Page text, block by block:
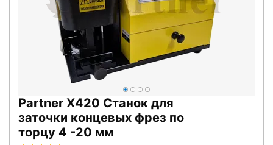
Partner X420 Станок для
заточки концевых фрез по
торцу 4 -20 мм